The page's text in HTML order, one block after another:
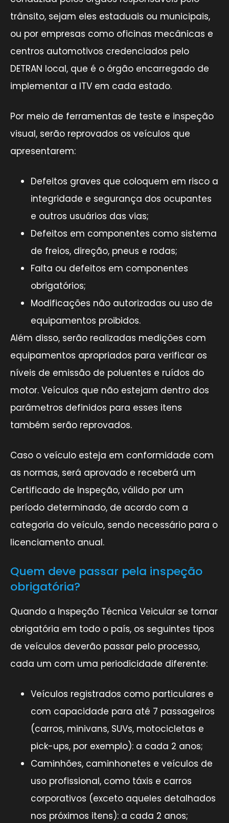
trânsito, sejam eles estaduais ou municipais,
ou por empresas como oficinas mecânicas e
centros automotivos credenciados pelo
DETRAN local, que é o órgão encarregado de
implementar a ITV em cada estado.
Por meio de ferramentas de teste e inspeção
visual, serão reprovados os veículos que
apresentarem:
Defeitos graves que coloquem em risco a
integridade e segurança dos ocupantes
e outros usuários das vias;
Defeitos em componentes como sistema
de freios, direção, pneus e rodas;
Falta ou defeitos em componentes
obrigatórios;
Modificações não autorizadas ou uso de
equipamentos proibidos.
Além disso, serão realizadas medições com
equipamentos apropriados para verificar os
níveis de emissão de poluentes e ruídos do
motor. Veículos que não estejam dentro dos
parâmetros definidos para esses itens
também serão reprovados.
Caso o veículo esteja em conformidade com
as normas, será aprovado e receberá um
Certificado de Inspeção, válido por um
período determinado, de acordo com a
categoria do veículo, sendo necessário para o
licenciamento anual.
Quem deve passar pela inspeção
obrigatória?
Quando a Inspeção Técnica Veicular se tornar
obrigatória em todo o país, os seguintes tipos
de veículos deverão passar pelo processo,
cada um com uma periodicidade diferente:
Veículos registrados como particulares e
com capacidade para até 7 passageiros
(carros, minivans, SUVs, motocicletas e
pick-ups, por exemplo): a cada 2 anos;
Caminhões, caminhonetes e veículos de
uso profissional, como táxis e carros
corporativos (exceto aqueles detalhados
nos próximos itens): a cada 2 anos;